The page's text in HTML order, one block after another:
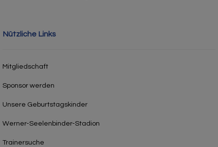
Nützliche Links
Mitgliedschaft
Sponsor werden
Unsere Geburtstagskinder
Werner-Seelenbinder-Stadion
Trainersuche